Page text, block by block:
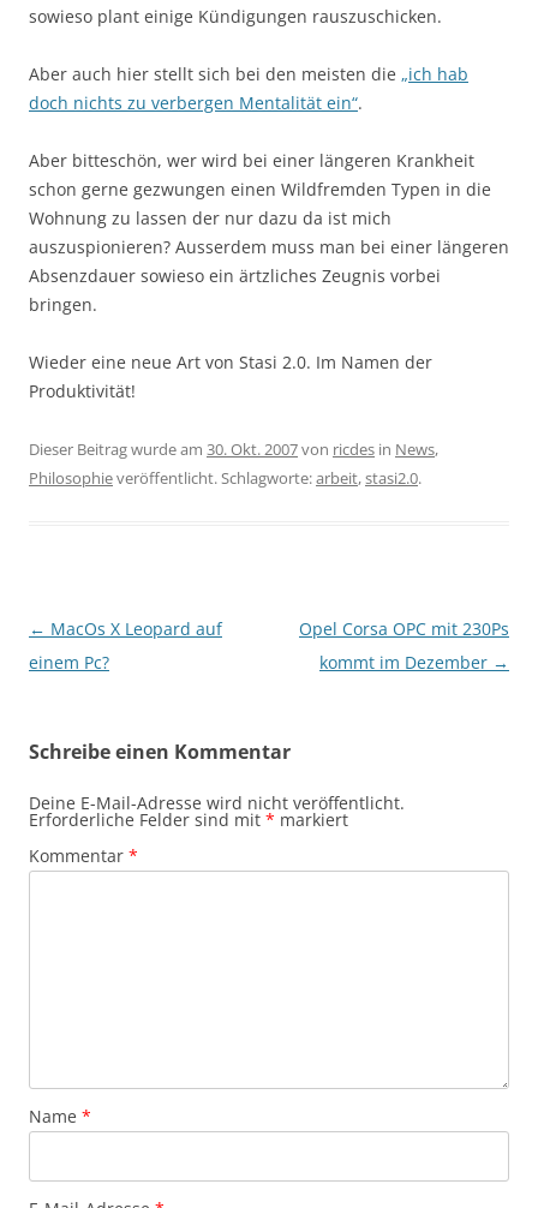
sowieso plant einige Kündigungen rauszuschicken.
Aber auch hier stellt sich bei den meisten die „ich hab
doch nichts zu verbergen Mentalität ein“.
Aber bitteschön, wer wird bei einer längeren Krankheit
schon gerne gezwungen einen Wildfremden Typen in die
Wohnung zu lassen der nur dazu da ist mich
auszuspionieren? Ausserdem muss man bei einer längeren
Absenzdauer sowieso ein ärtzliches Zeugnis vorbei
bringen.
Wieder eine neue Art von Stasi 2.0. Im Namen der
Produktivität!
Dieser Beitrag wurde am 30. Okt. 2007von ricdes in News,
Philosophieveröffentlicht. Schlagworte:arbeit,stasi2.0.
Beitragsnavigation
← MacOs X Leopard auf
einem Pc?
Opel Corsa OPC mit 230Ps
kommt im Dezember →
Schreibe einen Kommentar
Deine E-Mail-Adresse wird nicht veröffentlicht.
Erforderliche Felder sind mit * markiert
Kommentar *
Name *